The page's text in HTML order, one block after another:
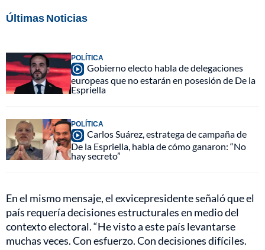
Últimas Noticias
POLÍTICA
Gobierno electo habla de delegaciones
europeas que no estarán en posesión de De la
Espriella
POLÍTICA
Carlos Suárez, estratega de campaña de
De la Espriella, habla de cómo ganaron: “No
hay secreto”
En el mismo mensaje, el exvicepresidente señaló que el
país requería decisiones estructurales en medio del
contexto electoral. “He visto a este país levantarse
muchas veces. Con esfuerzo. Con decisiones difíciles.